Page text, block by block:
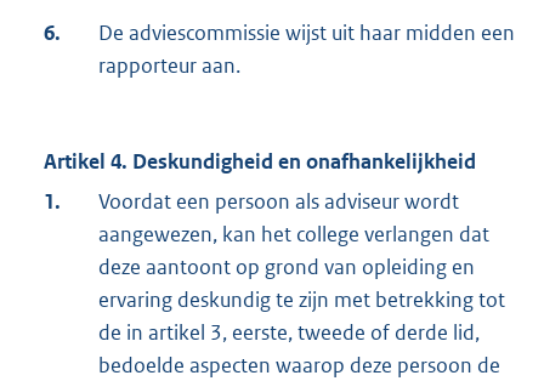
6.
De adviescommissie wijst uit haar midden een
rapporteur aan.
Artikel 4. Deskundigheid en onafhankelijkheid
1.
Voordat een persoon als adviseur wordt
aangewezen, kan het college verlangen dat
deze aantoont op grond van opleiding en
ervaring deskundig te zijn met betrekking tot
de in artikel 3, eerste, tweede of derde lid,
bedoelde aspecten waarop deze persoon de